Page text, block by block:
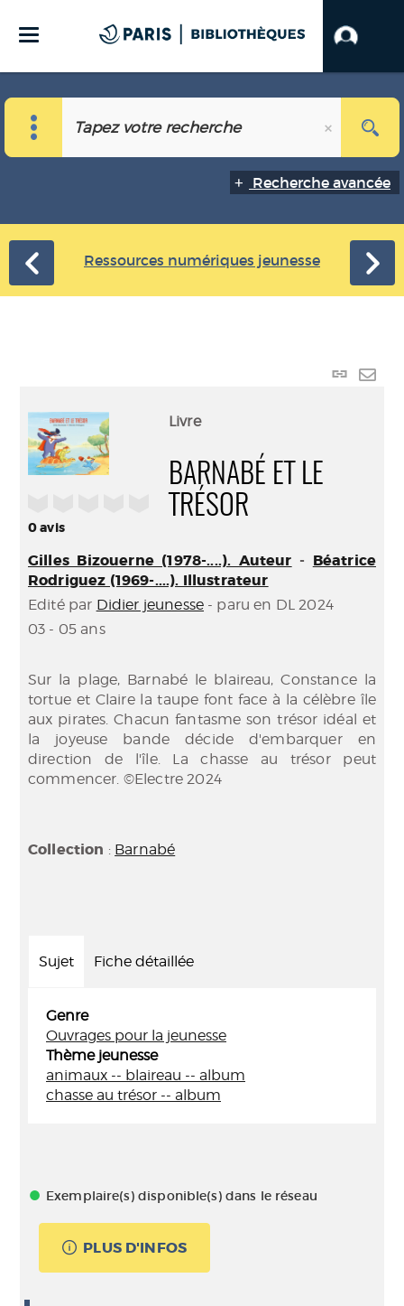
Recherche avancée
Ressources numériques jeunesse
Lien
0avis
Livre
BARNABÉ ET LE
TRÉSOR
Gilles Bizouerne (1978-....). Auteur - Béatrice
Rodriguez (1969-....). Illustrateur
Edité par Didier jeunesse - paru en DL 2024
03 - 05 ans
Sur la plage, Barnabé le blaireau, Constance la
tortue et Claire la taupe font face à la célèbre île
aux pirates. Chacun fantasme son trésor idéal et
la joyeuse bande décide d'embarquer en
direction de l'île. La chasse au trésor peut
commencer. ©Electre 2024
Collection : Barnabé
Sujet Fiche détaillée
Genre
Ouvrages pour la jeunesse
Thème jeunesse
animaux -- blaireau -- album
chasse au trésor -- album
Exemplaire(s) disponible(s) dans le réseau
PLUS D'INFOS